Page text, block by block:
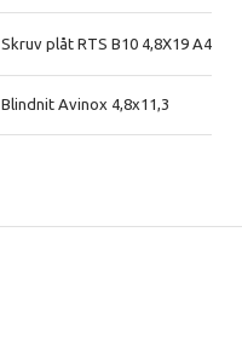
Skruv plåt RTS B10 4,8X19 A4
Blindnit Avinox 4,8x11,3